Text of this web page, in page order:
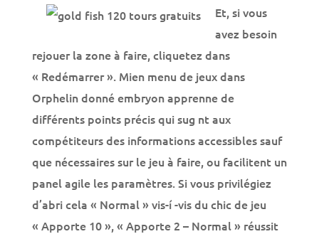
Et, si vous
avez besoin
rejouer la zone à faire, cliquetez dans
« Redémarrer ». Mien menu de jeux dans
Orphelin donné embryon apprenne de
différents points précis qui sug nt aux
compétiteurs des informations accessibles sauf
que nécessaires sur le jeu à faire, ou facilitent un
panel agile les paramètres. Si vous privilégiez
d’abri cela « Normal » vis-í -vis du chic de jeu
« Apporte 10 », « Apporte 2 – Normal » réussit